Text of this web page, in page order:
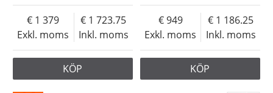
Exkl. moms
1 379
Inkl. moms
1 723.75
KÖP
Exkl. moms
949
Inkl. moms
1 186.25
KÖP